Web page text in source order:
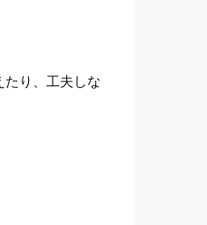
たり、工夫しな